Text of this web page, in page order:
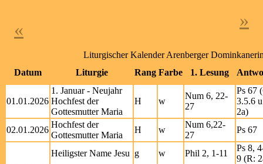
« »
Liturgischer Kalender Arenberger
Datum
Liturgie Rang Farbe 1. Lesung
01.01.2026
1. Januar - Neujahr
Hochfest der
Gottesmutter Maria
H w
Num 6, 22-
27
Ps 67
3.5.6
2a)
02.01.2026
Hochfest der
Gottesmutter Maria
H w
Num 6,22-
27
Ps 67
Heiligster Name Jesu g w Phil 2, 1-11
Ps 8,
9 (R: